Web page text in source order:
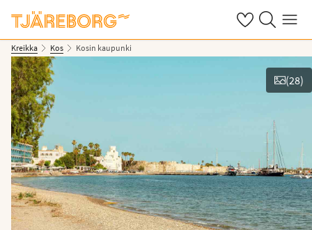
OmatHaku Valikko
Kreikka Kos Kosin kaupunki
Näytä kuvia
(28)